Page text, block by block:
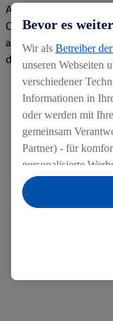
Azubis und externen
Company gemacht.
auf dem
den Bewertungen
Bevor es
Wir als Betreiber
unseren Webseiten
verschiedener
Informationen in
oder werden mit
gemeinsam
Partner) - für
personalisierte
Werbung
werden für diese
Diensten zur